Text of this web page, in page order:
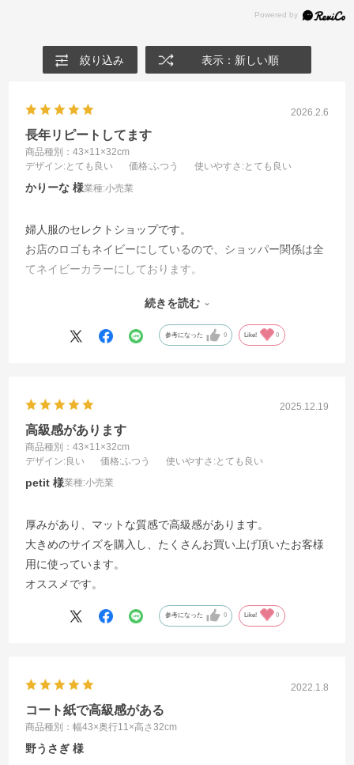
絞り込み 表示：新しい順
2026.2.6
長年リピートしてます
商品種別：43×11×32cm
デザイン:とても良い 価格:ふつう 使いやすさ :とても良い
かりーな 業種:小売業
婦人服のセレクトショップです。
お店のロゴもネイビーにしているので、ショッパー関係は全
てネイビーカラーにしております。
違いで数種類をオープンからずっとリピートで使っておりま
す。お客様からも好評です。
続きを読む
参考になった 0 Like! 0
2025.12.19
高級感があります
商品種別：43×11×32cm
デザイン:良い 価格:ふつう 使いやすさ :とても良い
petit 業種:小売業
厚みがあり、マットな質感で高級感があります。
大きめのサイズを購入し、たくさんお買い上げ頂いたお客様
用に使っています。
オススメです。
参考になった 0 Like! 0
2022.1.8
コート紙で高級感がある
商品種別：幅43×奥行11×高さ32cm
野うさぎ